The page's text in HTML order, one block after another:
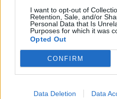
I want to opt-out of
Retention, Sale, and/or
Personal Data that Is
Purposes for which it was
Opted Out
CONFIRM
Data Deletion Data
τρίμηνο,
Η Revolut
το
πελάτες